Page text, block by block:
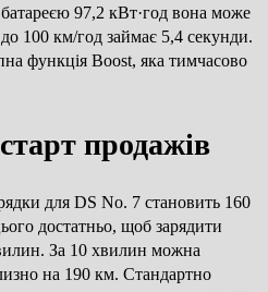
97,2 кВт·год вона може
100 км/год займає 5,4 секунди.
функція Boost, яка тимчасово
продажів
для DS No. 7 становить 160
достатньо, щоб зарядити
За 10 хвилин можна
на 190 км. Стандартно